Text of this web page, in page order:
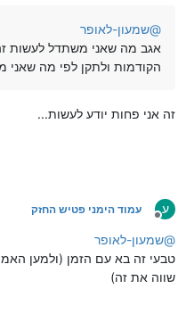
@שמעון-לאופר
אגב מה שאני משתדל לעשות
הקודמות ולתקן לפי מה שאני
זה אני פחות יודע לעשות...
ע
מנותק
עמוד הימני פטיש החזק
@שמעון-לאופר
טבעי זה בא עם הזמן (ולמען
שווה את זה)